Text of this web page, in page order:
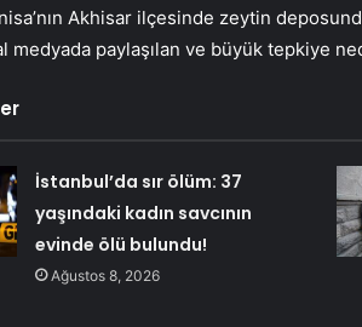
Akhisar ilçesinde zeytin
medyada paylaşılan ve büyük tepkiye
İstanbul’da sır ölüm: 37
yaşındaki kadın savcının
evinde ölü bulundu!
Ağustos 8, 2026